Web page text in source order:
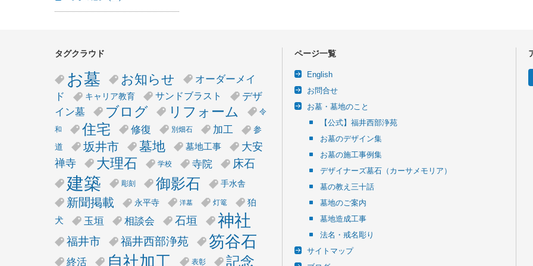
タグクラウド
お墓 お知らせ
オーダーメイ
ド
キャリア教育 サンドブラスト
デザ
イン墓
ブログ リフォーム 令
和 住宅 修復 別畑石 加工
参
道
坂井市 墓地 墓地工事
大安
禅寺
大理石 学校 寺院 床石
建築 彫刻 御影石 手水舎
新聞掲載 永平寺 洋墓 灯篭
狛
犬
玉垣 相談会 石垣 神社
福井市 福井西部浄苑 笏谷石
終活 自社加工 表彰 記念
ページ一覧
English
お問合せ
お墓・墓地のこと
【公式】福井西部浄苑
お墓のデザイン集
お墓の施工事例集
デザイナーズ墓石（カーサメモリア）
墓の教え三十話
墓地のご案内
墓地造成工事
法名・戒名彫り
サイトマップ